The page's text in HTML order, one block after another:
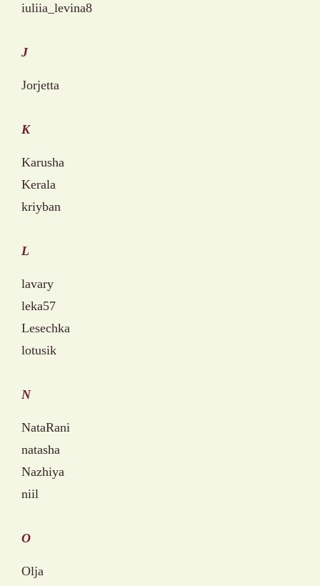
iuliia_levina8
J
Jorjetta
K
Karusha
Kerala
kriyban
L
lavary
leka57
Lesechka
lotusik
N
NataRani
natasha
Nazhiya
niil
O
Olja